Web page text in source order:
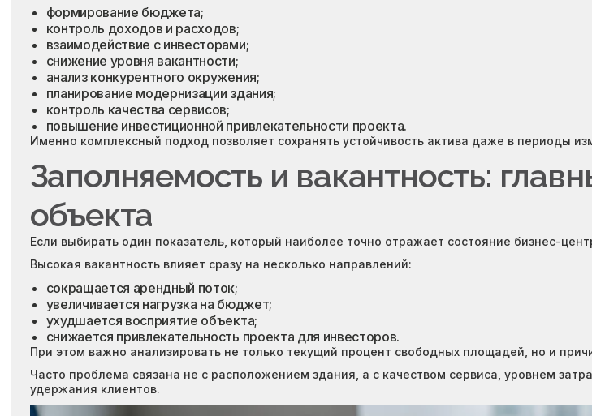
формирование бюджета;
контроль доходов и расходов;
взаимодействие с инвесторами;
снижение уровня вакантности;
анализ конкурентного окружения;
планирование модернизации здания;
контроль качества сервисов;
повышение инвестиционной привлекательности проекта.
Именно комплексный подход позволяет сохранять устойчивость актива даже в периоды
Заполняемость и вакантность:
объекта
Если выбирать один показатель, который наиболее точно отражает состояние бизнес-
Высокая вакантность влияет сразу на несколько направлений:
сокращается арендный поток;
увеличивается нагрузка на бюджет;
ухудшается восприятие объекта;
снижается привлекательность проекта для инвесторов.
При этом важно анализировать не только текущий процент свободных площадей, но и
Часто проблема связана не с расположением здания, а с качеством сервиса, уровнем
удержания клиентов.